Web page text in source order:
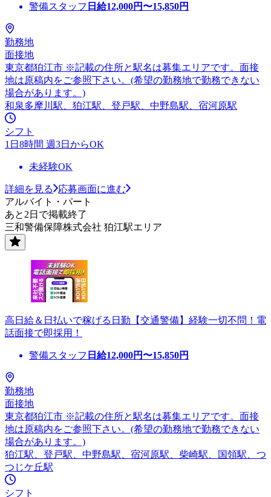
警備スタッフ 日給12,000円〜15,850円
勤務地
面接地
東京都狛江市 ※記載の住所と駅名は募集エリアです。面接
地は原稿内をご参照下さい。(希望の勤務地で勤務できない
場合があります。)
和泉多摩川駅、狛江駅、登戸駅、中野島駅、宿河原駅
シフト
1日8時間 週3日からOK
未経験OK
詳細を見る
応募画面に進む
アルバイト・パート
あと2日で掲載終了
三和警備保障株式会社 狛江駅エリア
高日給＆日払いで稼げる日勤【交通警備】経験一切不問！電
話面接で即採用！
警備スタッフ 日給12,000円〜15,850円
勤務地
面接地
東京都狛江市 ※記載の住所と駅名は募集エリアです。面接
地は原稿内をご参照下さい。(希望の勤務地で勤務できない
場合があります。)
狛江駅、登戸駅、中野島駅、宿河原駅、柴崎駅、国領駅、つ
つじケ丘駅
シフト